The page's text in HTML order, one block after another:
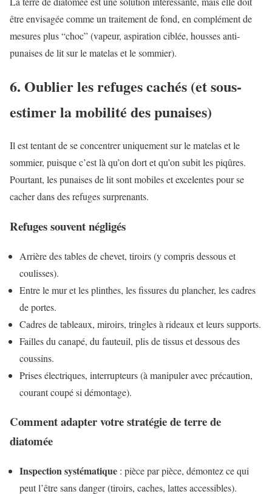
être envisagée comme un traitement de fond, en complément de
mesures plus “choc” (vapeur, aspiration ciblée, housses anti-
punaises de lit sur le matelas et le sommier).
6. Oublier les refuges cachés (et sous-
estimer la mobilité des punaises)
Il est tentant de se concentrer uniquement sur le matelas et le
sommier, puisque c’est là qu’on dort et qu’on subit les piqûres.
Pourtant, les punaises de lit sont mobiles et excelentes pour se
cacher dans des refuges surprenants.
Refuges souvent négligés
Arrière des tables de chevet, tiroirs (y compris dessous et
coulisses).
Entre le mur et les plinthes, les fissures du plancher, les cadres
de portes.
Cadres de tableaux, miroirs, tringles à rideaux et leurs supports.
Failles du canapé, du fauteuil, plis de tissus et dessous des
coussins.
Prises électriques, interrupteurs (à manipuler avec précaution,
courant coupé si démontage).
Comment adapter votre stratégie de terre de
diatomée
Inspection systématique : pièce par pièce, démontez ce qui
peut l’être sans danger (tiroirs, caches, lattes accessibles).